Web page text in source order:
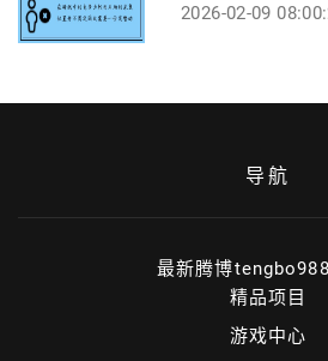
2026-02-09
导航
最新腾博
精品项目
游戏中心